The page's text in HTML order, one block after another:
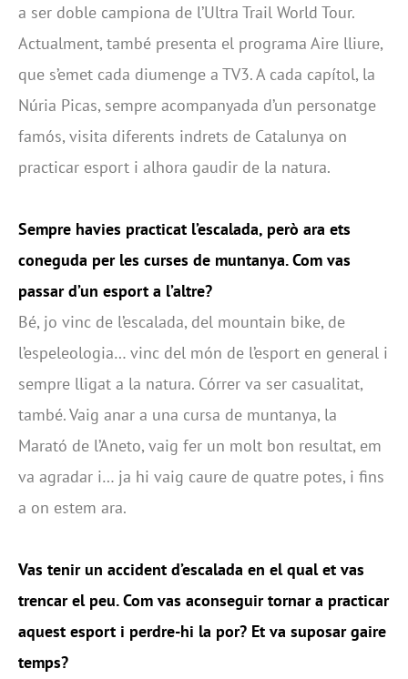
a ser doble campiona de l’Ultra Trail World Tour.
Actualment, també presenta el programa Aire lliure,
que s’emet cada diumenge a TV3. A cada capítol, la
Núria Picas, sempre acompanyada d’un personatge
famós, visita diferents indrets de Catalunya on
practicar esport i alhora gaudir de la natura.
Sempre havies practicat l’escalada, però ara ets
coneguda per les curses de muntanya. Com vas
passar d’un esport a l’altre?
Bé, jo vinc de l’escalada, del mountain bike, de
l’espeleologia… vinc del món de l’esport en general i
sempre lligat a la natura. Córrer va ser casualitat,
també. Vaig anar a una cursa de muntanya, la
Marató de l’Aneto, vaig fer un molt bon resultat, em
va agradar i… ja hi vaig caure de quatre potes, i fins
a on estem ara.
Vas tenir un accident d’escalada en el qual et vas
trencar el peu. Com vas aconseguir tornar a practicar
aquest esport i perdre-hi la por? Et va suposar gaire
temps?